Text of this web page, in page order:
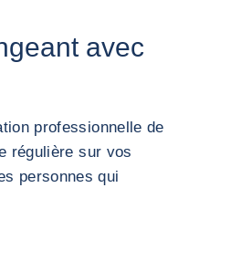
avec
professionnelle de
régulière sur vos
personnes qui